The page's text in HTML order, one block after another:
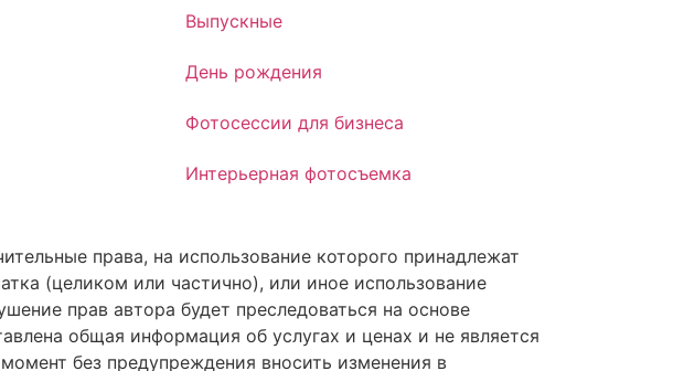
Выпускные
День рождения
Фотосессии для бизнеса
Интерьерная фотосъемка
права, на использование которого принадлежат
(целиком или частично), или иное использование
прав автора будет преследоваться на основе
общая информация об услугах и ценах и не является
без предупреждения вносить изменения в